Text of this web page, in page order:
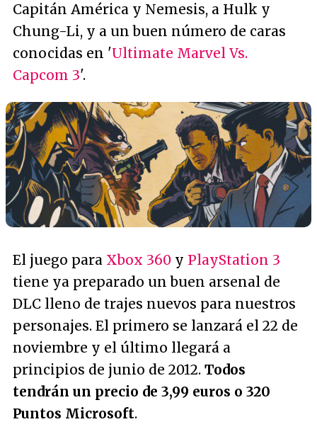
Capitán América y Nemesis, a Hulk y
Chung-Li, y a un buen número de caras
conocidas en 'Ultimate Marvel Vs.
Capcom 3'.
El juego para Xbox 360 y PlayStation 3
tiene ya preparado un buen arsenal de
DLC lleno de trajes nuevos para nuestros
personajes. El primero se lanzará el 22 de
noviembre y el último llegará a
principios de junio de 2012. Todos
tendrán un precio de 3,99 euros o 320
Puntos Microsoft.